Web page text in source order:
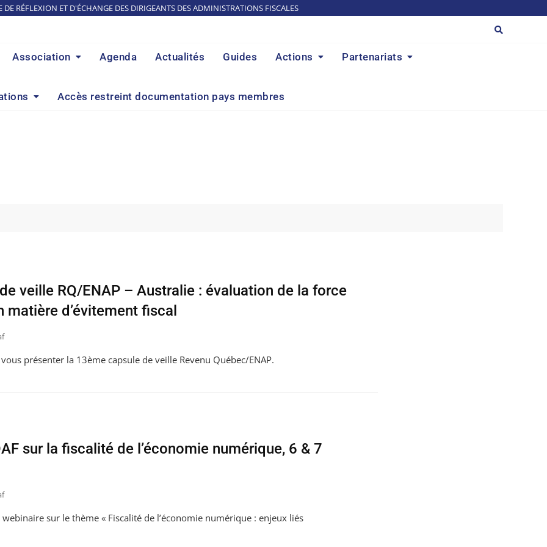
DE RÉFLEXION ET D'ÉCHANGE DES DIRIGEANTS DES ADMINISTRATIONS FISCALES
Association Agenda Actualités Guides Actions Partenariats
Accès restreint documentation pays membres
veille RQ/ENAP – Australie : évaluation de la force
matière d’évitement fiscal
vous présenter la 13ème capsule de veille Revenu Québec/ENAP.
sur la fiscalité de l’économie numérique, 6 & 7
webinaire sur le thème « Fiscalité de l’économie numérique : enjeux liés